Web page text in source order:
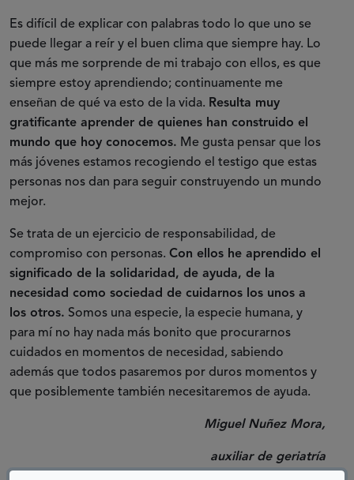
Es difícil de explicar con palabras todo lo que uno se
puede llegar a reír y el buen clima que siempre hay. Lo
que más me sorprende de mi trabajo con ellos, es que
siempre estoy aprendiendo; continuamente me
enseñan de qué va esto de la vida. Resulta muy
gratificante aprender de quienes han construido el
mundo que hoy conocemos. Me gusta pensar que los
más jóvenes estamos recogiendo el testigo que estas
personas nos dan para seguir construyendo un mundo
mejor.
Se trata de un ejercicio de responsabilidad, de
compromiso con personas. Con ellos he aprendido el
significado de la solidaridad, de ayuda, de la
necesidad como sociedad de cuidarnos los unos a
los otros. Somos una especie, la especie humana, y
para mí no hay nada más bonito que procurarnos
cuidados en momentos de necesidad, sabiendo
además que todos pasaremos por duros momentos y
que posiblemente también necesitaremos de ayuda.
Miguel Nuñez Mora,
auxiliar de geriatría